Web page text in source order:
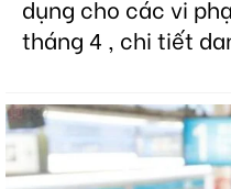
dụng cho các vi
tháng 4 , chi tiết